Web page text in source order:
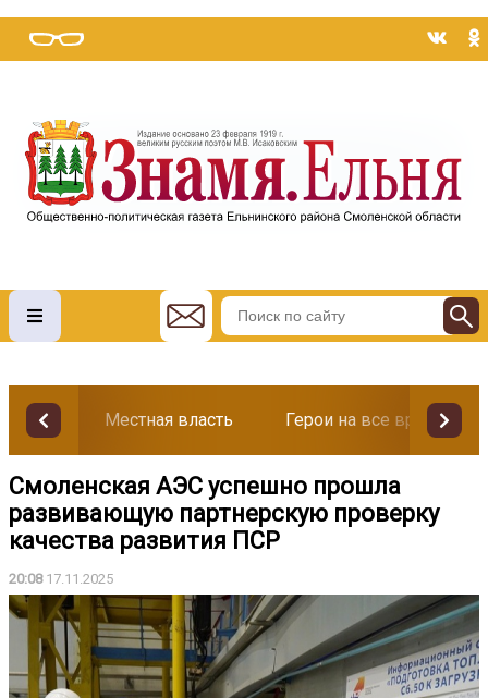
Местная власть Герои на все времена
Смоленская АЭС успешно прошла
развивающую партнерскую проверку
качества развития ПСР
20:0817.11.2025